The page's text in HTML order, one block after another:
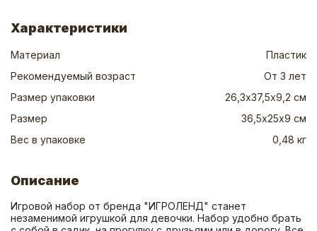
Характеристики
Материал
Пластик
Рекомендуемый возраст
От 3 лет
Размер упаковки
26,3х37,5х9,2 см
Размер
36,5х25х9 см
Вес в упаковке
0,48 кг
Описание
Игровой набор от бренда "ИГРОЛЕНД" станет
незаменимой игрушкой для девочки. Набор удобно брать